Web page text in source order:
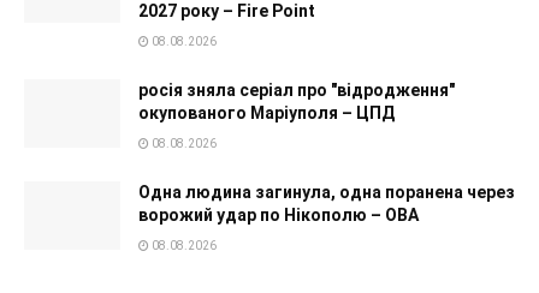
2027 року – Fire Point
08.08.2026
росія зняла серіал про "відродження"
окупованого Маріуполя – ЦПД
08.08.2026
Одна людина загинула, одна поранена через
ворожий удар по Нікополю – ОВА
08.08.2026